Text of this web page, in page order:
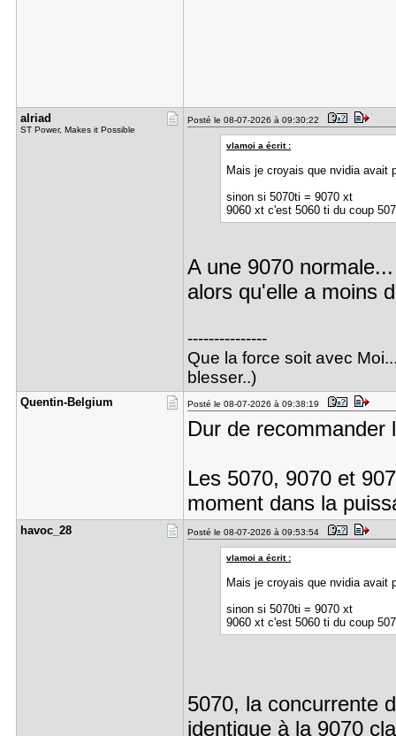
alriad
ST Power, Makes it Possible
Posté le 08-07-2026 à 09:30:22
vlamoi a écrit :
Mais je croyais que nvidia
sinon si 5070ti = 9070 xt
9060 xt c'est 5060 ti du coup
A une 9070
alors qu'elle a moins
---------------
Que la force soit avec
blesser..)
Quentin-Be​lgium Posté le 08-07-2026 à 09:38:19
Dur de recommander
Les 5070, 9070 et
moment dans la
havoc_28 Posté le 08-07-2026 à 09:53:54
vlamoi a écrit :
Mais je croyais que nvidia
sinon si 5070ti = 9070 xt
9060 xt c'est 5060 ti du coup
5070, la concurrente
identique à la 9070